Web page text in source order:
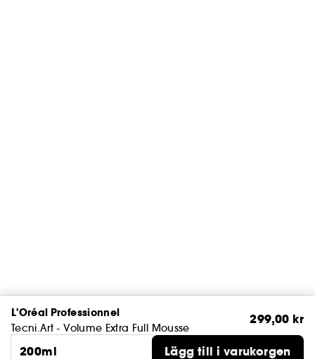
L'Oréal Professionnel
Tecni.Art - Volume Extra Full Mousse
299,00 kr
200ml
Lägg till i varukorgen